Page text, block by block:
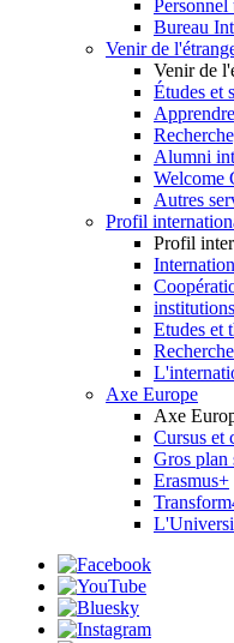
Bureau
Venir de
Venir de
Études et
Alumni
Welcome
Autres
Profil
Profil
Etudes et
Axe Europe
Axe
Cursus et
Gros plan
Erasmus+